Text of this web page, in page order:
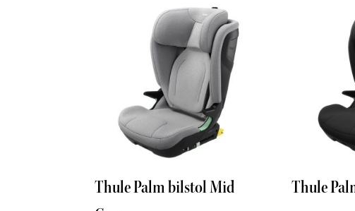
Thule Palm bilstol Mid
Thule